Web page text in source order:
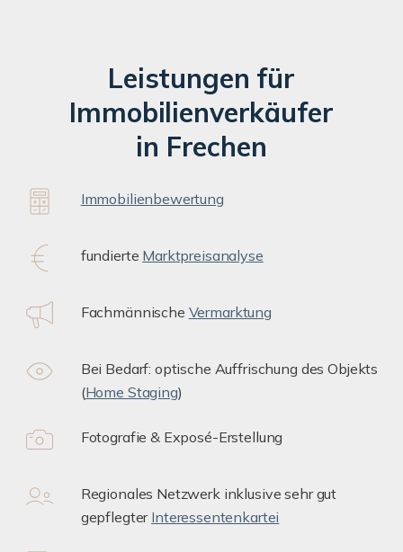
Leistungen für
Immobilienverkäufer
in Frechen
Immobilienbewertung
fundierte Marktpreisanalyse
Fachmännische Vermarktung
Bei Bedarf: optische Auffrischung des Objekts
(Home Staging)
Fotografie & Exposé-Erstellung
Regionales Netzwerk inklusive sehr gut
gepflegter Interessentenkartei